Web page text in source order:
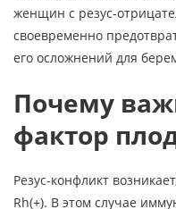
женщин с резус-
своевременно
его осложнений для
Почему
фактор
Резус-конфликт
Rh(+). В этом случае